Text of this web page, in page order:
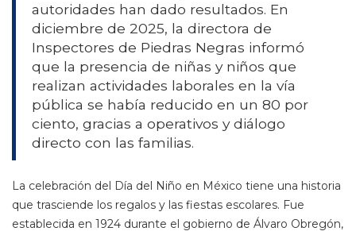
autoridades han dado resultados. En
diciembre de 2025, la directora de
Inspectores de Piedras Negras informó
que la presencia de niñas y niños que
realizan actividades laborales en la vía
pública se había reducido en un 80 por
ciento, gracias a operativos y diálogo
directo con las familias.
La celebración del Día del Niño en México tiene una historia
que trasciende los regalos y las fiestas escolares. Fue
establecida en 1924 durante el gobierno de Álvaro Obregón,